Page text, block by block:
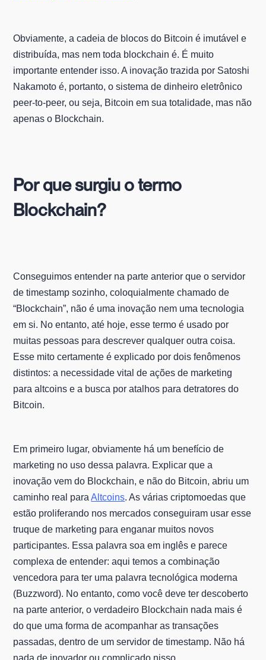
Obviamente, a cadeia de blocos do Bitcoin é imutável e
distribuída, mas nem toda blockchain é. É muito
importante entender isso. A inovação trazida por Satoshi
Nakamoto é, portanto, o sistema de dinheiro eletrônico
peer-to-peer, ou seja, Bitcoin em sua totalidade, mas não
apenas o Blockchain.
Por que surgiu o termo
Blockchain?
Conseguimos entender na parte anterior que o servidor
de timestamp sozinho, coloquialmente chamado de
“Blockchain”, não é uma inovação nem uma tecnologia
em si. No entanto, até hoje, esse termo é usado por
muitas pessoas para descrever qualquer outra coisa.
Esse mito certamente é explicado por dois fenômenos
distintos: a necessidade vital de ações de marketing
para altcoins e a busca por atalhos para detratores do
Bitcoin.
Em primeiro lugar, obviamente há um benefício de
marketing no uso dessa palavra. Explicar que a
inovação vem do Blockchain, e não do Bitcoin, abriu um
caminho real paraAltcoins. As várias criptomoedas que
estão proliferando nos mercados conseguiram usar esse
truque de marketing para enganar muitos novos
participantes. Essa palavra soa em inglês e parece
complexa de entender: aqui temos a combinação
vencedora para ter uma palavra tecnológica moderna
(Buzzword). No entanto, como você deve ter descoberto
na parte anterior, o verdadeiro Blockchain nada mais é
do que uma forma de acompanhar as transações
passadas, dentro de um servidor de timestamp. Não há
nada de inovador ou complicado nisso.